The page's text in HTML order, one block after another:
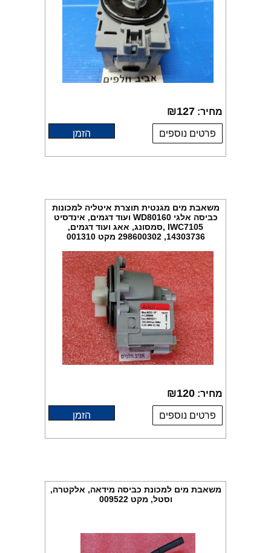
מחיר: ₪127
פרטים נוספים הזמן
משאבת מים מגנטית תוצרת איטליה למכונות
כביסה אלגי WD80160 ועוד דגמים, אינדסיט
IWC7105 ,סמסונג, אאג ועוד דגמים,
14303736, 298600302 מקט 001310
מחיר: ₪120
פרטים נוספים הזמן
משאבת מים למכונת כביסה מידאה, אלקטרה,
וסטל, מקט 009522